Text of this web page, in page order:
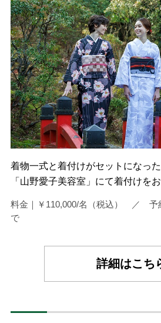
着物一式と着付けがセットになっ
「山野愛子美容室」にて着付けを
料金｜￥110,000/名（税込） ／ 予
で
詳細はこち